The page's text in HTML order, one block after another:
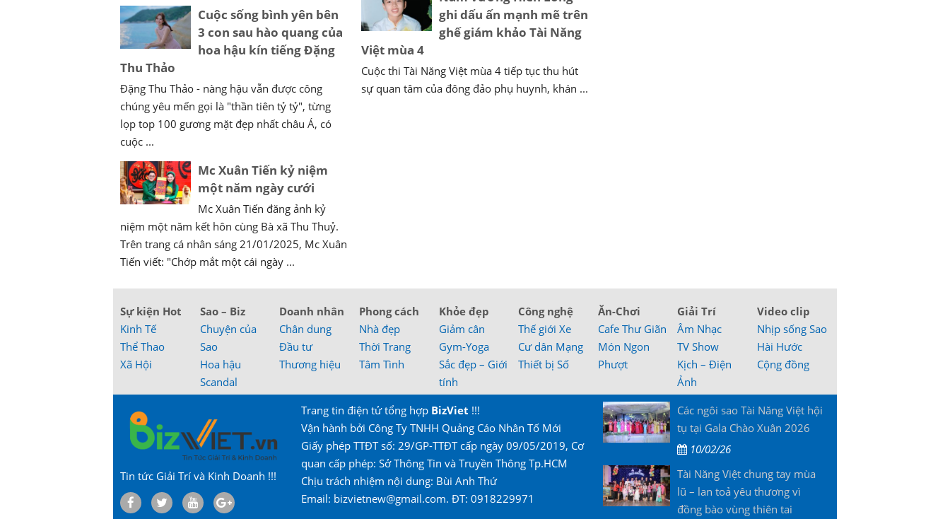
Cuộc sống bình yên bên
3 con sau hào quang của
hoa hậu kín tiếng Đặng
Thu Thảo
Đặng Thu Thảo - nàng hậu vẫn được công
chúng yêu mến gọi là "thần tiên tỷ tỷ", từng
lọp top 100 gương mặt đẹp nhất châu Á, có
cuộc ...
Mc Xuân Tiến kỷ niệm
một năm ngày cưới
Mc Xuân Tiến đăng ảnh kỷ
niệm một năm kết hôn cùng Bà xã Thu Thuỷ.
Trên trang cá nhân sáng 21/01/2025, Mc Xuân
Tiến viết: "Chớp mắt một cái ngày ...
ghi dấu ấn mạnh mẽ trên
ghế giám khảo Tài Năng
Việt mùa 4
Cuộc thi Tài Năng Việt mùa 4 tiếp tục thu hút
sự quan tâm của đông đảo phụ huynh, khán ...
Sự kiện Hot
Kinh Tế
Thể Thao
Xã Hội
Sao – Biz
Chuyện của
Sao
Hoa hậu
Scandal
Doanh nhân
Chân dung
Đầu tư
Thương hiệu
Phong cách
Nhà đẹp
Thời Trang
Tâm Tình
Khỏe đẹp
Giảm cân
Gym-Yoga
Sắc đẹp – Giới
tính
Công nghệ
Thế giới Xe
Cư dân Mạng
Thiết bị Số
Ăn-Chơi
Cafe Thư Giãn
Món Ngon
Phượt
Giải Trí
Âm Nhạc
TV Show
Kịch – Điện
Ảnh
Video clip
Nhịp sống Sao
Hài Hước
Cộng đồng
Tin tức Giải Trí và Kinh Doanh !!!
Trang tin điện tử tổng hợp BizViet !!!
Vận hành bởi Công Ty TNHH Quảng Cáo Nhân Tố Mới
Giấy phép TTĐT số: 29/GP-TTĐT cấp ngày 09/05/2019, Cơ
quan cấp phép: Sở Thông Tin và Truyền Thông Tp.HCM
Chịu trách nhiệm nội dung: Bùi Anh Thứ
Email: bizvietnew@gmail.com. ĐT: 0918229971
Các ngôi sao Tài Năng Việt hội
tụ tại Gala Chào Xuân 2026
10/02/26
Tài Năng Việt chung tay mùa
lũ – lan toả yêu thương vì
đồng bào vùng thiên tai